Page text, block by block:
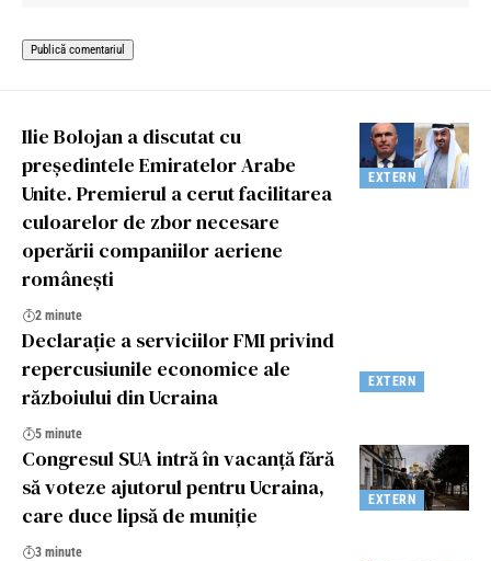
EXTERN
Ilie Bolojan a discutat cu
președintele Emiratelor Arabe
Unite. Premierul a cerut facilitarea
culoarelor de zbor necesare
operării companiilor aeriene
româneşti
2 minute
EXTERN
Declarație a serviciilor FMI privind
repercusiunile economice ale
războiului din Ucraina
5 minute
EXTERN
Congresul SUA intră în vacanţă fără
să voteze ajutorul pentru Ucraina,
care duce lipsă de muniție
3 minute